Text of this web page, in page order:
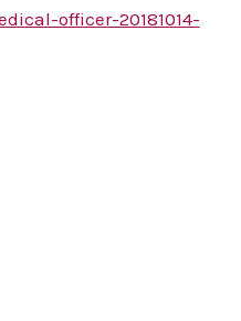
officer-20181014-